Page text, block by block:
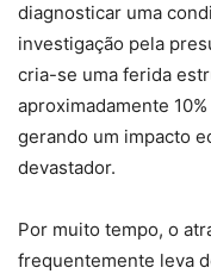
diagnosticar uma
investigação pela
cria-se uma ferida
aproximadamente
gerando um impacto
devastador.
Por muito tempo, o
frequentemente leva